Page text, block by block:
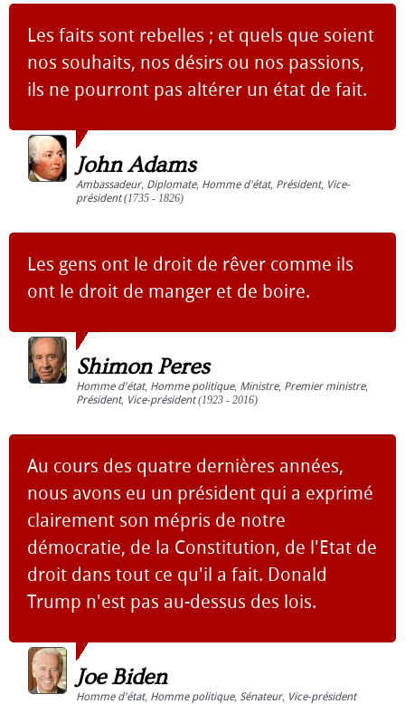
Les faits sont rebelles ; et quels que soient
nos souhaits, nos désirs ou nos passions,
ils ne pourront pas altérer un état de fait.
John Adams
Ambassadeur, Diplomate, Homme d'état, Président, Vice-
président(1735 - 1826)
Les gens ont le droit de rêver comme ils
ont le droit de manger et de boire.
Shimon Peres
Homme d'état, Homme politique, Ministre, Premier ministre,
Président, Vice-président(1923 - 2016)
Au cours des quatre dernières années,
nous avons eu un président qui a exprimé
clairement son mépris de notre
démocratie, de la Constitution, de l'Etat de
droit dans tout ce qu'il a fait. Donald
Trump n'est pas au-dessus des lois.
Joe Biden
Homme d'état, Homme politique, Sénateur, Vice-président